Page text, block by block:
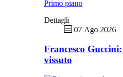
Primo piano
Dettagli
07 Ago 2026
Francesco
vissuto